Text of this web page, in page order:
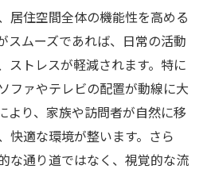
居住空間全体の機能性を高める
スムーズであれば、日常の活動
ストレスが軽減されます。特に
ファやテレビの配置が動線に大
より、家族や訪問者が自然に移
快適な環境が整います。さら
な通り道ではなく、視覚的な流